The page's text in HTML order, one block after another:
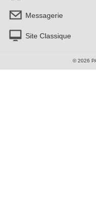
Messagerie
Site Classique
© 2026